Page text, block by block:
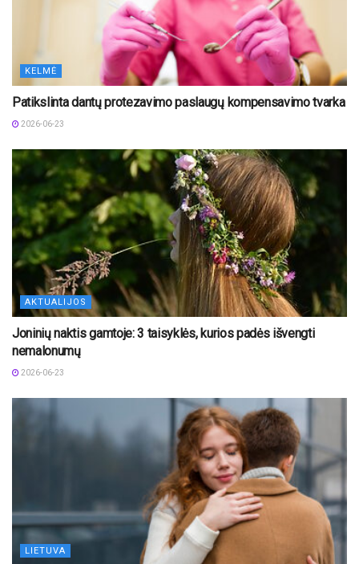
KELMĖ
Patikslinta dantų protezavimo paslaugų kompensavimo tvarka
2026-06-23
AKTUALIJOS
Joninių naktis gamtoje: 3 taisyklės, kurios padės išvengti
nemalonumų
2026-06-23
LIETUVA